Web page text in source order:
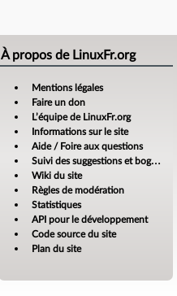
À propos de LinuxFr.org
Mentions légales
Faire un don
L’équipe de LinuxFr.org
Informations sur le site
Aide / Foire aux questions
Suivi des suggestions et bogues
Wiki du site
Règles de modération
Statistiques
API pour le développement
Code source du site
Plan du site